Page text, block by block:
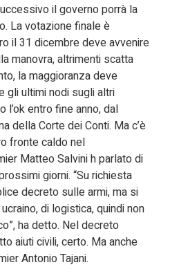
il governo porrà la
La votazione finale è
il 31 dicembre deve avvenire
manovra, altrimenti scatta
la maggioranza deve
gli ultimi nodi sugli altri
l’ok entro fine anno, dal
della Corte dei Conti. Ma c’è
fronte caldo nel
Matteo Salvini h parlato di
giorni. “Su richiesta
decreto sulle armi, ma si
di logistica, quindi non
ha detto. Nel decreto
aiuti civili, certo. Ma anche
Antonio Tajani.